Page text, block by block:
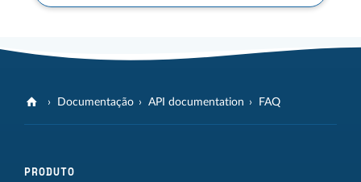
Documentação API documentation FAQ
PRODUTO